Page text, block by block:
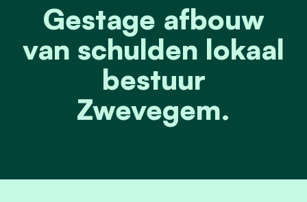
Gestage afbouw
van schulden lokaal
bestuur
Zwevegem.